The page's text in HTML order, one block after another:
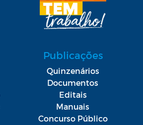
Publicações
Quinzenários
Documentos
Editais
Manuais
Concurso Público